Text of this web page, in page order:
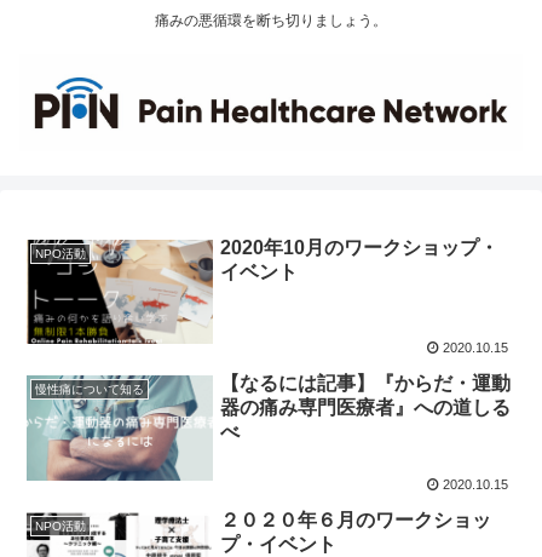
痛みの悪循環を断ち切りましょう。
NPO活動
2020年10月のワークショップ・
イベント
2020.10.15
慢性痛について知る
【なるには記事】『からだ・運動
器の痛み専門医療者』への道しる
べ
2020.10.15
NPO活動
２０２０年６月のワークショッ
プ・イベント